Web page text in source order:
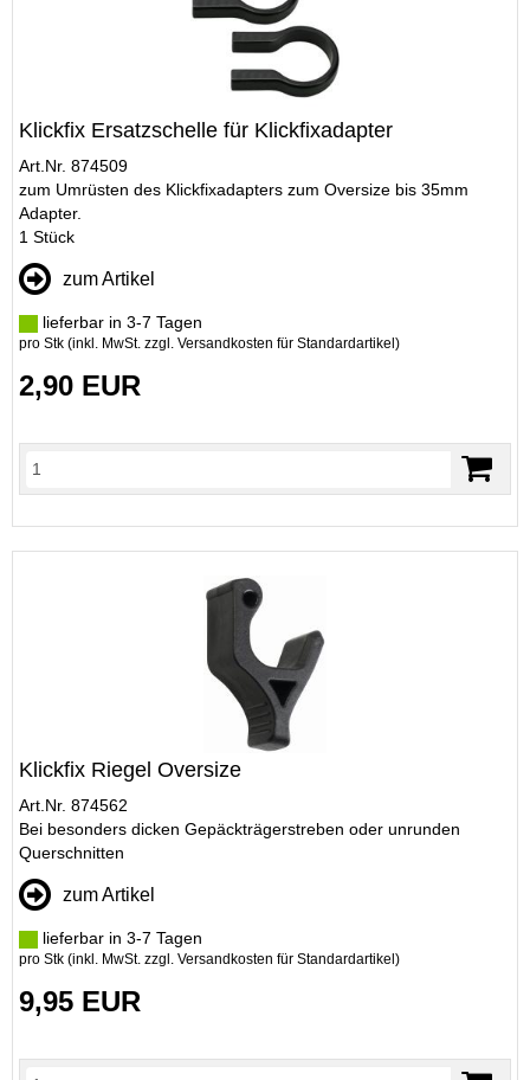
Klickfix Ersatzschelle für Klickfixadapter
Art.Nr. 874509
zum Umrüsten des Klickfixadapters zum Oversize bis 35mm
Adapter.
1 Stück
zum Artikel
lieferbar in 3-7 Tagen
pro Stk (inkl. MwSt. zzgl. Versandkosten für Standardartikel )
2,90 EUR
Klickfix Riegel Oversize
Art.Nr. 874562
Bei besonders dicken Gepäckträgerstreben oder unrunden
Querschnitten
zum Artikel
lieferbar in 3-7 Tagen
pro Stk (inkl. MwSt. zzgl. Versandkosten für Standardartikel )
9,95 EUR